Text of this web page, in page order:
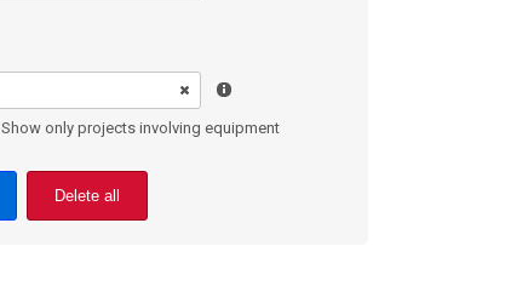
Show only projects involving equipment
Delete all